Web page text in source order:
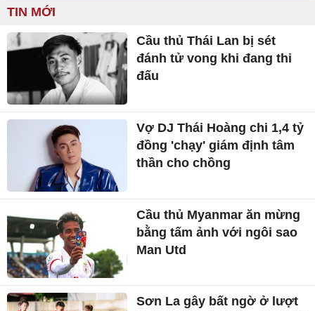
TIN MỚI
Cầu thủ Thái Lan bị sét
đánh tử vong khi đang thi
đấu
Vợ DJ Thái Hoàng chi 1,4 tỷ
đồng 'chạy' giám định tâm
thần cho chồng
Cầu thủ Myanmar ăn mừng
bằng tấm ảnh với ngôi sao
Man Utd
Sơn La gây bất ngờ ở lượt